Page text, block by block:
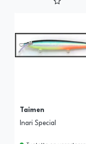
Taimen
Inari Special